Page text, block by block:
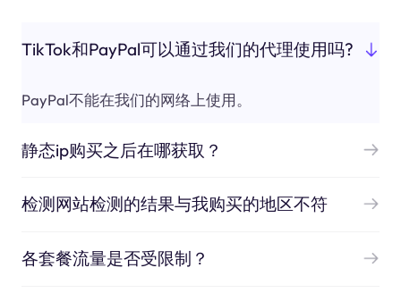
TikTok和PayPal可以通过我们的代理使用吗?
PayPal不能在我们的网络上使用。
静态ip购买之后在哪获取？
检测网站检测的结果与我购买的地区不符
各套餐流量是否受限制？